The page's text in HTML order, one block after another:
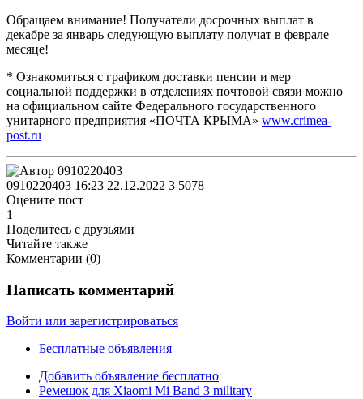
Обращаем внимание! Получатели досрочных выплат в
декабре за январь следующую выплату получат в феврале
месяце!
* Ознакомиться с графиком доставки пенсии и мер
социальной поддержки в отделениях почтовой связи можно
на официальном сайте Федерального государственного
унитарного предприятия «ПОЧТА КРЫМА» www.crimea-
post.ru
0910220403 16:23 22.12.2022 3 5078
Оцените пост
1
Поделитесь с друзьями
Читайте также
Комментарии (0)
Написать комментарий
Войти или зарегистрироваться
Бесплатные объявления
Добавить объявление бесплатно
Ремешок для Xiaomi Mi Band 3 military